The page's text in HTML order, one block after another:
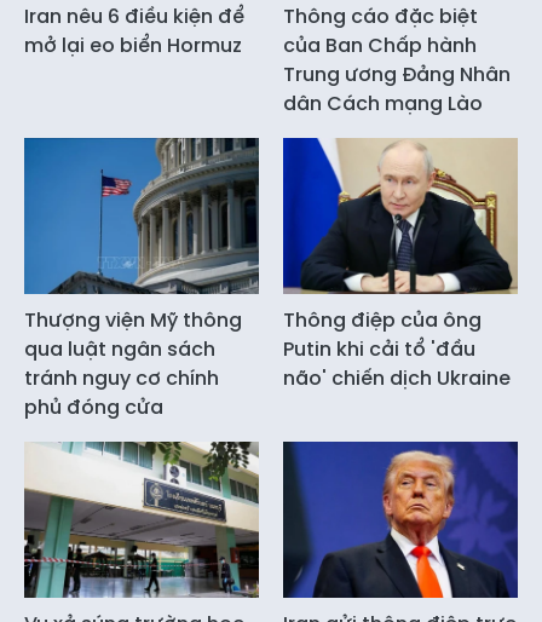
Iran nêu 6 điều kiện để
mở lại eo biển Hormuz
Thông cáo đặc biệt
của Ban Chấp hành
Trung ương Đảng Nhân
dân Cách mạng Lào
Thượng viện Mỹ thông
qua luật ngân sách
tránh nguy cơ chính
phủ đóng cửa
Thông điệp của ông
Putin khi cải tổ 'đầu
não' chiến dịch Ukraine